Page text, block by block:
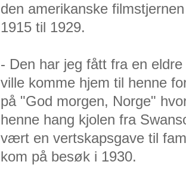
den amerikanske
1915 til 1929.
- Den har jeg fått fra en
ville komme hjem til henne
på "God morgen, Norge"
henne hang kjolen fra
vært en vertskapsgave til
kom på besøk i 1930.